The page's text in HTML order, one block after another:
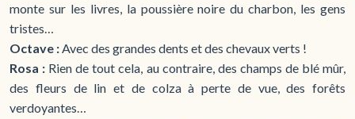
monte sur les livres, la poussière noire du charbon, les gens
tristes…
Octave :Avec des grandes dents et des chevaux verts !
Rosa : Rien de tout cela, au contraire, des champs de blé mûr,
des fleurs de lin et de colza à perte de vue, des forêts
verdoyantes…